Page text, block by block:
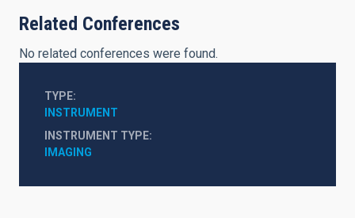
Related Conferences
No related conferences were found.
TYPE
INSTRUMENT
INSTRUMENT TYPE
IMAGING